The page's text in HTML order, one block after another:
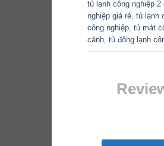
tủ lạnh công nghiệp 2
nghiệp giá rẻ tủ lạnh
công nghiệp tủ mát
cánh tủ đông lạnh